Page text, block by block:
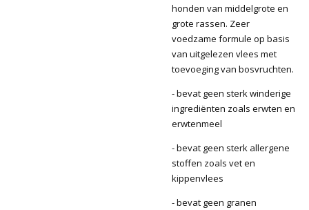
honden van middelgrote en
grote rassen. Zeer
voedzame formule op basis
van uitgelezen vlees met
toevoeging van bosvruchten.
- bevat geen sterk winderige
ingrediënten zoals erwten en
erwtenmeel
- bevat geen sterk allergene
stoffen zoals vet en
kippenvlees
- bevat geen granen